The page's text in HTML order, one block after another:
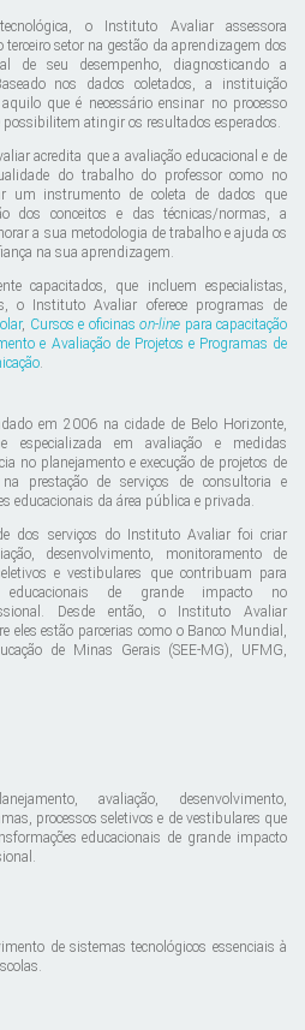
o Instituto Avaliar assessora
setor na gestão da aprendizagem dos
de seu desempenho, diagnosticando a
nos dados coletados, a instituição
que é necessário ensinar no processo
atingir os resultados esperados.
acredita que a avaliação educacional e de
do trabalho do professor como no
um instrumento de coleta de dados que
dos conceitos e das técnicas/normas, a
a sua metodologia de trabalho e ajuda os
na sua aprendizagem.
capacitados, que incluem especialistas,
o Instituto Avaliar oferece programas de
, Cursos e oficinas on-line para capacitação
e Avaliação de Projetos e Programas de
em 2006 na cidade de Belo Horizonte,
especializada em avaliação e medidas
no planejamento e execução de projetos de
prestação de serviços de consultoria e
educacionais da área pública e privada.
dos serviços do Instituto Avaliar foi criar
desenvolvimento, monitoramento de
e vestibulares que contribuam para
educacionais de grande impacto no
Desde então, o Instituto Avaliar
eles estão parcerias como o Banco Mundial,
de Minas Gerais (SEE-MG), UFMG,
avaliação, desenvolvimento,
processos seletivos e de vestibulares que
educacionais de grande impacto
de sistemas tecnológicos essenciais à